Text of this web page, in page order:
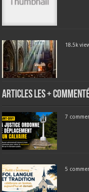
18.5k
Articles les +
7
5